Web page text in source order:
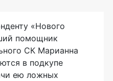
«Нового
помощник
СК Марианна
в подкупе
ею ложных